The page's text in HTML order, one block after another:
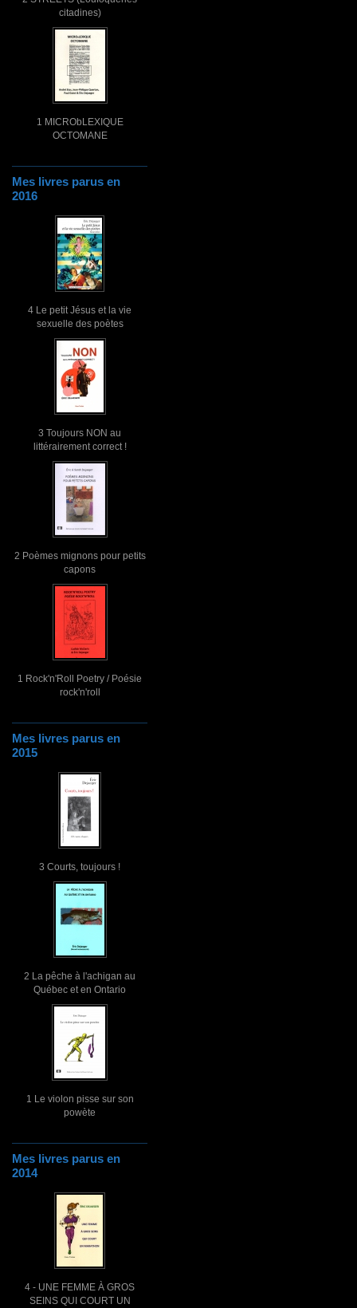
citadines)
1 MICRObLEXIQUE
OCTOMANE
Mes livres parus en
2016
4 Le petit Jésus et la vie
sexuelle des poètes
3 Toujours NON au
littérairement correct !
2 Poèmes mignons pour petits
capons
1 Rock'n'Roll Poetry / Poésie
rock'n'roll
Mes livres parus en
2015
3 Courts, toujours !
2 La pêche à l'achigan au
Québec et en Ontario
1 Le violon pisse sur son
powète
Mes livres parus en
2014
4 - UNE FEMME À GROS
SEINS QUI COURT UN